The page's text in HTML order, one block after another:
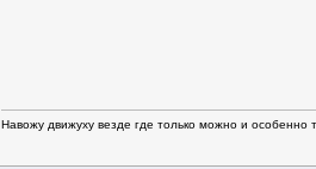
Навожу движуху везде где только можно и особенно